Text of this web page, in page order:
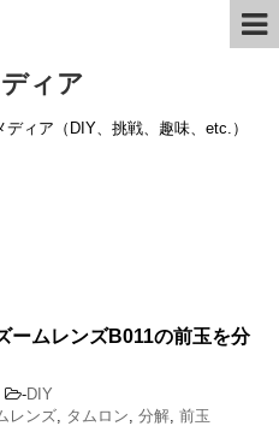
ィア
ィア（DIY、挑戦、趣味、etc.）
ームレンズB011の前玉を分
-DIY
レンズ タムロン 分解 前玉